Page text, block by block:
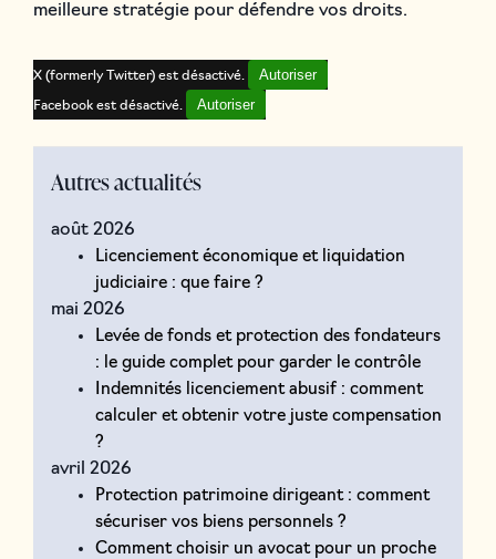
meilleure stratégie pour défendre vos droits.
X (formerly Twitter) est désactivé. Autoriser
Facebook est désactivé. Autoriser
Autres actualités
août 2026
Licenciement économique et liquidation
judiciaire : que faire ?
mai 2026
Levée de fonds et protection des fondateurs
: le guide complet pour garder le contrôle
Indemnités licenciement abusif : comment
calculer et obtenir votre juste compensation
?
avril 2026
Protection patrimoine dirigeant : comment
sécuriser vos biens personnels ?
Comment choisir un avocat pour un proche